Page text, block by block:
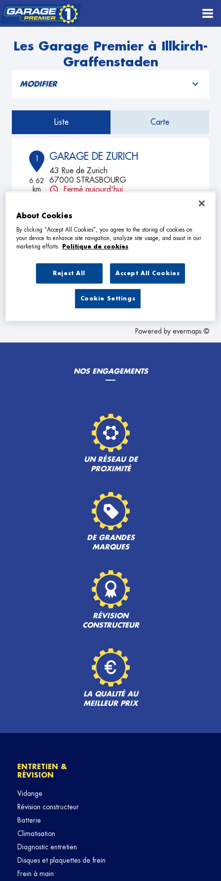
Les Garage Premier à Illkirch-
Graffenstaden
MODIFIER
Liste Carte
1
6.62
km
GARAGE DE ZURICH
43 Rue de Zurich
67000 STRASBOURG
Fermé aujourd'hui
Les Garage Premier dans les villes à proximité
Trouver un Garage Premier
Illkirch-Graffenstaden
Powered by evermaps ©
NOS ENGAGEMENTS
UN RÉSEAU DE
PROXIMITÉ
DE GRANDES
MARQUES
RÉVISION
CONSTRUCTEUR
LA QUALITÉ AU
MEILLEUR PRIX
ENTRETIEN &
RÉVISION
Vidange
Révision constructeur
Batterie
Climatisation
Diagnostic entretien
Disques et plaquettes de frein
Frein à main
About Cookies
By clicking “Accept All Cookies”, you agree to the storing of cookies on
your device to enhance site navigation, analyze site usage, and assist in our
marketing efforts.
Politique de cookies
Reject All Accept All Cookies
Cookie Settings